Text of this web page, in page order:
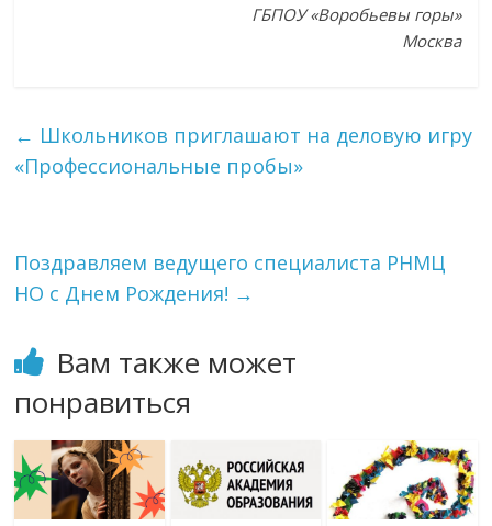
ГБПОУ «Воробьевы горы»
Москва
← Школьников приглашают на деловую игру
«Профессиональные пробы»
Поздравляем ведущего специалиста РНМЦ
НО с Днем Рождения! →
Вам также может
понравиться